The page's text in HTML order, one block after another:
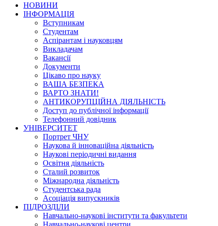
НОВИНИ
ІНФОРМАЦІЯ
Вступникам
Студентам
Аспірантам і науковцям
Викладачам
Вакансії
Документи
Цікаво про науку
ВАША БЕЗПЕКА
ВАРТО ЗНАТИ!
АНТИКОРУПЦІЙНА ДІЯЛЬНІСТЬ
Доступ до публічної інформації
Телефонний довідник
УНІВЕРСИТЕТ
Портрет ЧНУ
Наукова й інноваційна діяльність
Наукові періодичні видання
Освітня діяльність
Сталий розвиток
Міжнародна діяльність
Студентська рада
Асоціація випускників
ПІДРОЗДІЛИ
Навчально-наукові інститути та факультети
Навчально-наукові центри